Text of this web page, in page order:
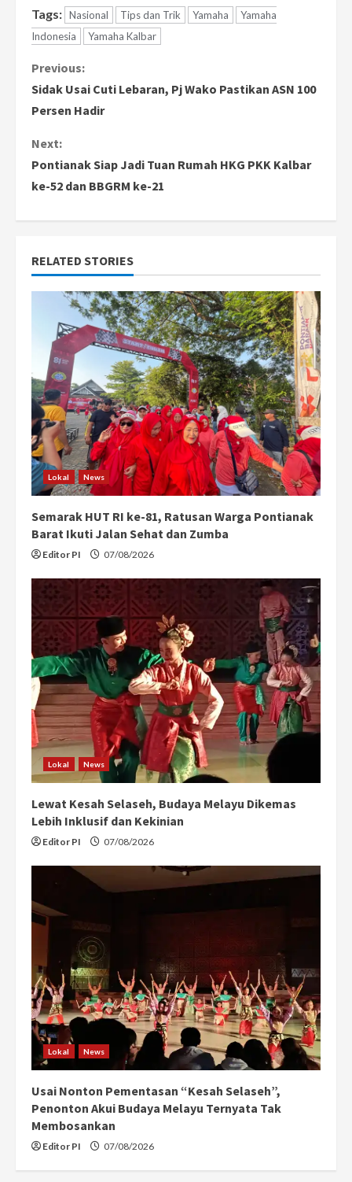
Tags: Nasional Tips dan Trik Yamaha
Yamaha
Indonesia
Yamaha Kalbar
C
o
n
t
u
e
a
d
i
n
g
Previous:
Sidak Usai Cuti Lebaran, Pj Wako Pastikan ASN 100
Persen Hadir
Next:
Pontianak Siap Jadi Tuan Rumah HKG PKK Kalbar
ke-52 dan BBGRM ke-21
RELATED STORIES
Lokal News
Semarak HUT RI ke-81, Ratusan Warga Pontianak
Barat Ikuti Jalan Sehat dan Zumba
Editor PI 07/08/2026
Lokal News
Lewat Kesah Selaseh, Budaya Melayu Dikemas
Lebih Inklusif dan Kekinian
Editor PI 07/08/2026
Lokal News
Usai Nonton Pementasan “Kesah Selaseh”,
Penonton Akui Budaya Melayu Ternyata Tak
Membosankan
Editor PI 07/08/2026